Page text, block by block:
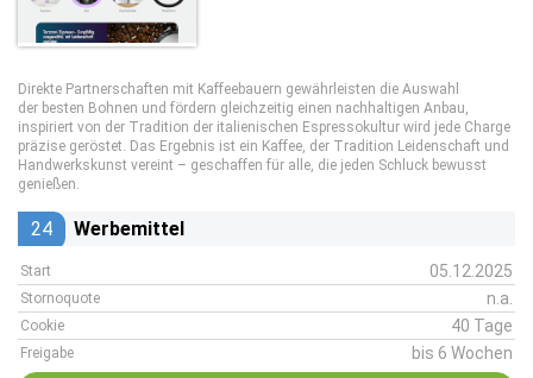
Direkte Partnerschaften mit Kaffeebauern gewährleisten die Auswahl
der besten Bohnen und fördern gleichzeitig einen nachhaltigen Anbau,
inspiriert von der Tradition der italienischen Espressokultur wird jede Charge
präzise geröstet. Das Ergebnis ist ein Kaffee, der Tradition Leidenschaft und
Handwerkskunst vereint – geschaffen für alle, die jeden Schluck bewusst
genießen.
24 Werbemittel
Start 05.12.2025
Stornoquote n.a.
Cookie 40 Tage
Freigabe bis 6 Wochen